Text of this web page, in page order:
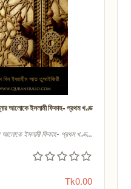
আলোকে ইসলামী ফিকাহ- প্রথম খণ্ড
ইসলামী ফিকাহ- প্রথম খণ্ড...
Tk0.00